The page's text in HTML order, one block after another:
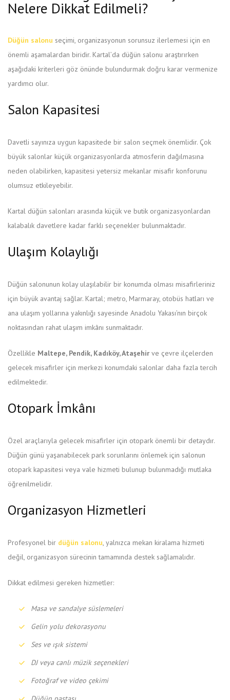
Nelere Dikkat Edilmeli?
Düğün salonu seçimi, organizasyonun sorunsuz ilerlemesi için en
önemli aşamalardan biridir. Kartal’da düğün salonu araştırırken
aşağıdaki kriterleri göz önünde bulundurmak doğru karar vermenize
yardımcı olur.
Salon Kapasitesi
Davetli sayınıza uygun kapasitede bir salon seçmek önemlidir. Çok
büyük salonlar küçük organizasyonlarda atmosferin dağılmasına
neden olabilirken, kapasitesi yetersiz mekanlar misafir konforunu
olumsuz etkileyebilir.
Kartal düğün salonları arasında küçük ve butik organizasyonlardan
kalabalık davetlere kadar farklı seçenekler bulunmaktadır.
Ulaşım Kolaylığı
Düğün salonunun kolay ulaşılabilir bir konumda olması misafirleriniz
için büyük avantaj sağlar. Kartal; metro, Marmaray, otobüs hatları ve
ana ulaşım yollarına yakınlığı sayesinde Anadolu Yakası’nın birçok
noktasından rahat ulaşım imkânı sunmaktadır.
Özellikle Maltepe, Pendik, Kadıköy, Ataşehir ve çevre ilçelerden
gelecek misafirler için merkezi konumdaki salonlar daha fazla tercih
edilmektedir.
Otopark İmkânı
Özel araçlarıyla gelecek misafirler için otopark önemli bir detaydır.
Düğün günü yaşanabilecek park sorunlarını önlemek için salonun
otopark kapasitesi veya vale hizmeti bulunup bulunmadığı mutlaka
öğrenilmelidir.
Organizasyon Hizmetleri
Profesyonel bir düğün salonu, yalnızca mekan kiralama hizmeti
değil, organizasyon sürecinin tamamında destek sağlamalıdır.
Dikkat edilmesi gereken hizmetler:
Masa ve sandalye süslemeleri
Gelin yolu dekorasyonu
Ses ve ışık sistemi
DJ veya canlı müzik seçenekleri
Fotoğraf ve video çekimi